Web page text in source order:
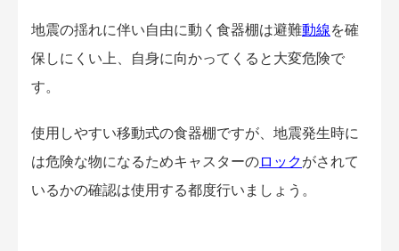
地震の揺れに伴い自由に動く食器棚は避難動線を確
保しにくい上、自身に向かってくると大変危険で
す。
使用しやすい移動式の食器棚ですが、地震発生時に
は危険な物になるためキャスターのロックがされて
いるかの確認は使用する都度行いましょう。